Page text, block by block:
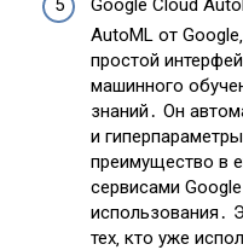
Google Cloud
AutoML от
простой
машинного
знаний․ Он
и
преимущество в
сервисами
использования․
тех‚ кто уже